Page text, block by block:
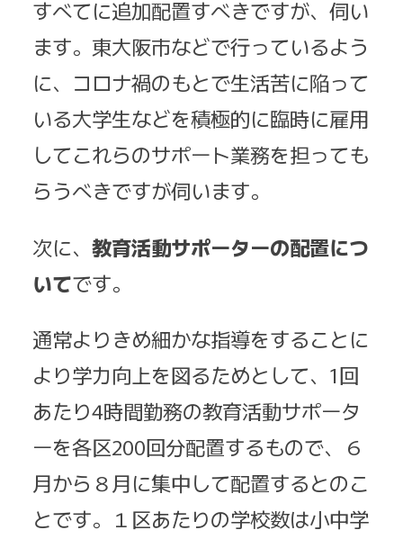
すべてに追加配置すべきですが、伺い
ます。東大阪市などで行っているよう
に、コロナ禍のもとで生活苦に陥って
いる大学生などを積極的に臨時に雇用
してこれらのサポート業務を担っても
らうべきですが伺います。
次に、 教育活動サポーターの配置につ
いてです。
通常よりきめ細かな指導をすることに
より学力向上を図るためとして、1回
あたり4時間勤務の教育活動サポータ
ーを各区200回分配置するもので、６
月から８月に集中して配置するとのこ
とです。１区あたりの学校数は小中学